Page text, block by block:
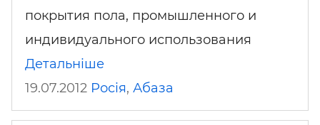
покрытия пола, промышленного и
индивидуального использования
Детальніше
19.07.2012 Росія, Абаза